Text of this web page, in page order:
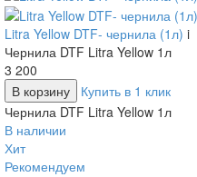
Litra Yellow DTF- чернила (1л) i
Чернила DTF Litra Yellow 1л
3 200
В корзину
Купить в 1 клик
Чернила DTF Litra Yellow 1л
В наличии
Хит
Рекомендуем